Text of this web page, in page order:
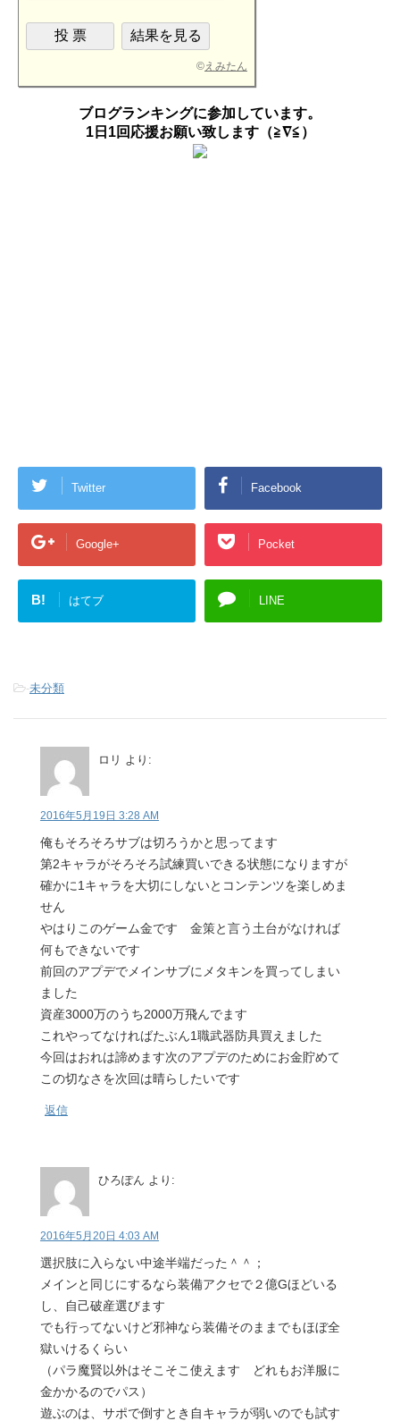
©えみたん
ブログランキングに参加しています。
1日1回応援お願い致します（≧∇≦）
Twitter Facebook
Google+ Pocket
B! はてブ LINE
-未分類
ロリ より:
2016年5月19日 3:28 AM
俺もそろそろサブは切ろうかと思ってます
第2キャラがそろそろ試練買いできる状態になりますが
確かに1キャラを大切にしないとコンテンツを楽しめま
せん
やはりこのゲーム金です 金策と言う土台がなければ
何もできないです
前回のアプデでメインサブにメタキンを買ってしまい
ました
資産3000万のうち2000万飛んでます
これやってなければたぶん1職武器防具買えました
今回はおれは諦めます次のアプデのためにお金貯めて
この切なさを次回は晴らしたいです
返信
ひろぽん より:
2016年5月20日 4:03 AM
選択肢に入らない中途半端だった＾＾；
メインと同じにするなら装備アクセで２億Gほどいる
し、自己破産選びます
でも行ってないけど邪神なら装備そのままでもほぼ全
獄いけるくらい
（パラ魔賢以外はそこそこ使えます どれもお洋服に
金かかるのでパス）
遊ぶのは、サポで倒すとき自キャラが弱いのでも試す